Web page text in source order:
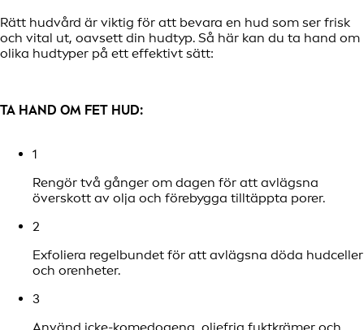
Rätt hudvård är viktig för att bevara en hud som ser frisk
och vital ut, oavsett din hudtyp. Så här kan du ta hand om
olika hudtyper på ett effektivt sätt:
TA HAND OM FET HUD:
1
Rengör två gånger om dagen för att avlägsna
överskott av olja och förebygga tilltäppta porer.
2
Exfoliera regelbundet för att avlägsna döda hudceller
och orenheter.
3
Använd icke-komedogena, oljefria fuktkrämer och